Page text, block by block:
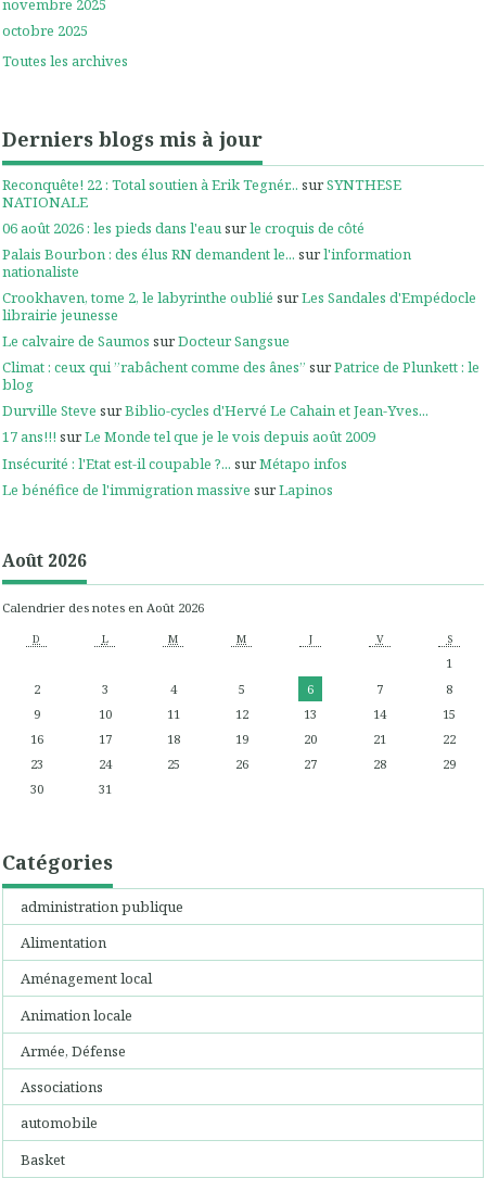
novembre 2025
octobre 2025
Toutes les archives
Derniers blogs mis à jour
Reconquête! 22 : Total soutien à Erik Tegnér... surSYNTHESE
NATIONALE
06 août 2026 : les pieds dans l'eausurle croquis de côté
Palais Bourbon : des élus RN demandent le... surl'information
nationaliste
Crookhaven, tome 2, le labyrinthe oublié surLes Sandales d'Empédocle
librairie jeunesse
Le calvaire de Saumos surDocteur Sangsue
Climat : ceux qui ”rabâchent comme des ânes” surPatrice de Plunkett : le
blog
Durville Steve surBiblio-cycles d'Hervé Le Cahain et Jean-Yves...
17 ans!!! surLe Monde tel que je le vois depuis août 2009
Insécurité : l'Etat est-il coupable ?... surMétapo infos
Le bénéfice de l'immigration massive surLapinos
Août 2026
Calendrier des notes en Août 2026
D L M M J V S
1
2
3 4 5 6 7
8
9
10 11 12 13 14
15
16
17 18 19 20 21
22
23
24 25 26 27 28
29
30
31
Catégories
administration publique
Alimentation
Aménagement local
Animation locale
Armée, Défense
Associations
automobile
Basket